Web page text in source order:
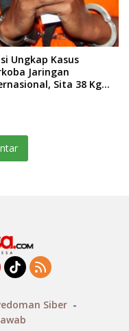
Ungkap Kasus
Jaringan
Sita 38 Kg
Siber